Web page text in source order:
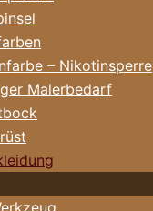
– Nikotinsperre
Malerbedarf